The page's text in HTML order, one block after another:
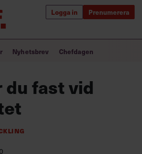
Logga in Prenumerera
förändrar världen
Chef
för ledare
Nyhetsbrev Chefdagen
du fast vid